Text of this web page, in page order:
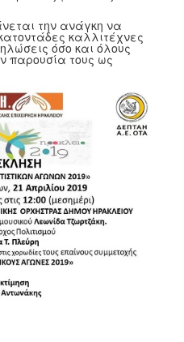
την ανάγκη να
καλλιτέχνες
όσο και όλους
παρουσία τους ως